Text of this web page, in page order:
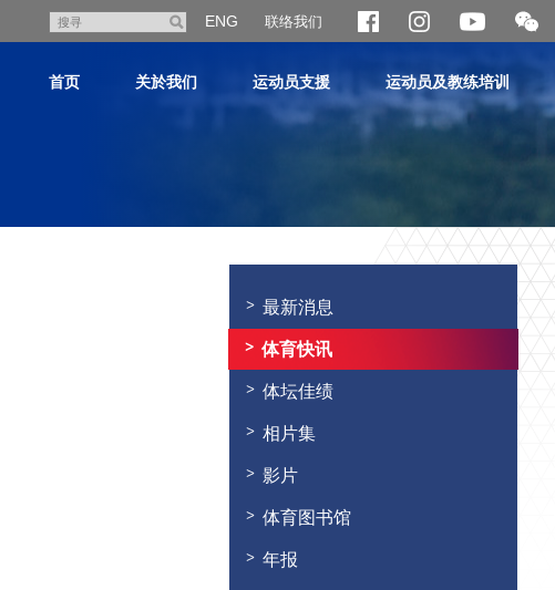
寻
ENG 联络我们
开
合
维
首页 关於我们 运动员支援 运动员及教练培训
最新消息
体育快讯
体坛佳绩
相片集
影片
体育图书馆
年报